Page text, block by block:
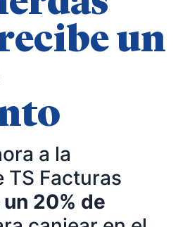
un
a la
TS Facturas
20% de